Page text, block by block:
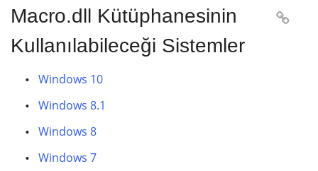
Macro.dll Kütüphanesinin
Kullanılabileceği Sistemler

Windows 10
Windows 8.1
Windows 8
Windows 7